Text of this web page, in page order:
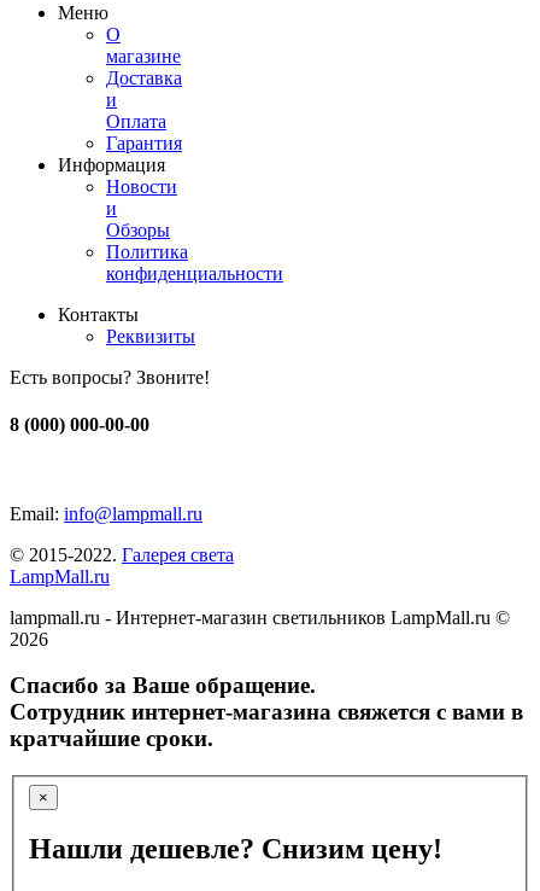
Меню
О
магазине
Доставка
и
Оплата
Гарантия
Информация
Новости
и
Обзоры
Политика
конфиденциальности
Контакты
Реквизиты
Есть вопросы? Звоните!
8 (000) 000-00-00
Email: info@lampmall.ru
© 2015-2022. Галерея света
LampMall.ru
lampmall.ru - Интернет-магазин светильников LampMall.ru ©
2026
Спасибо за Ваше обращение.
Сотрудник интернет-магазина свяжется с вами в
кратчайшие сроки.
×
Нашли дешевле? Снизим цену!